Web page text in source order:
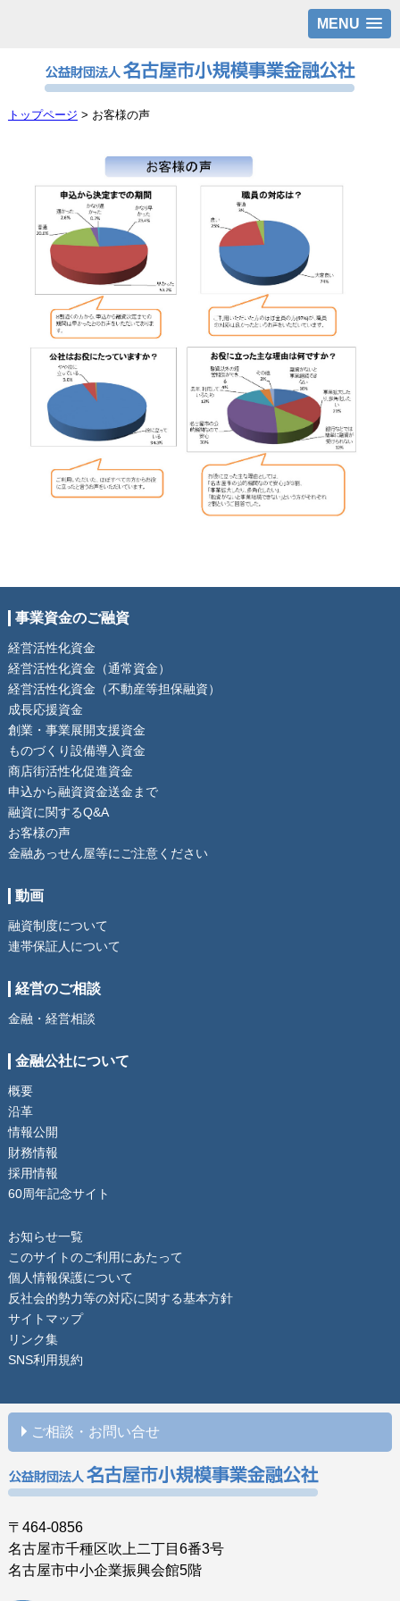
MENU
トップページ > お客様の声
事業資金のご融資
経営活性化資金
経営活性化資金（通常資金）
経営活性化資金（不動産等担保融資）
成長応援資金
創業・事業展開支援資金
ものづくり設備導入資金
商店街活性化促進資金
申込から融資資金送金まで
融資に関するQ&A
お客様の声
金融あっせん屋等にご注意ください
動画
融資制度について
連帯保証人について
経営のご相談
金融・経営相談
金融公社について
概要
沿革
情報公開
財務情報
採用情報
60周年記念サイト
お知らせ一覧
このサイトのご利用にあたって
個人情報保護について
反社会的勢力等の対応に関する基本方針
サイトマップ
リンク集
SNS利用規約
ご相談・お問い合せ
〒464-0856
名古屋市千種区吹上二丁目6番3号
名古屋市中小企業振興会館5階